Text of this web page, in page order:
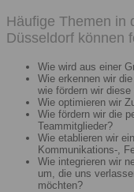
Häufige Themen in
Düsseldorf können
Wie wird aus einer
Wie erkennen wir
wie fördern wir
Wie optimieren wir
Wie fördern wir die
Teammitglieder?
Wie etablieren wir
Kommunikations-,
Wie integrieren wir
um, die uns
möchten?